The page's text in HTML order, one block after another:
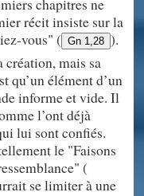
chapitres ne
récit insiste sur la
vous" ( Gn 1,28 ).
mais sa
qu’un élément d’un
informe et vide. Il
l’ont déjà
lui sont confiés.
le "Faisons
(
se limiter à une